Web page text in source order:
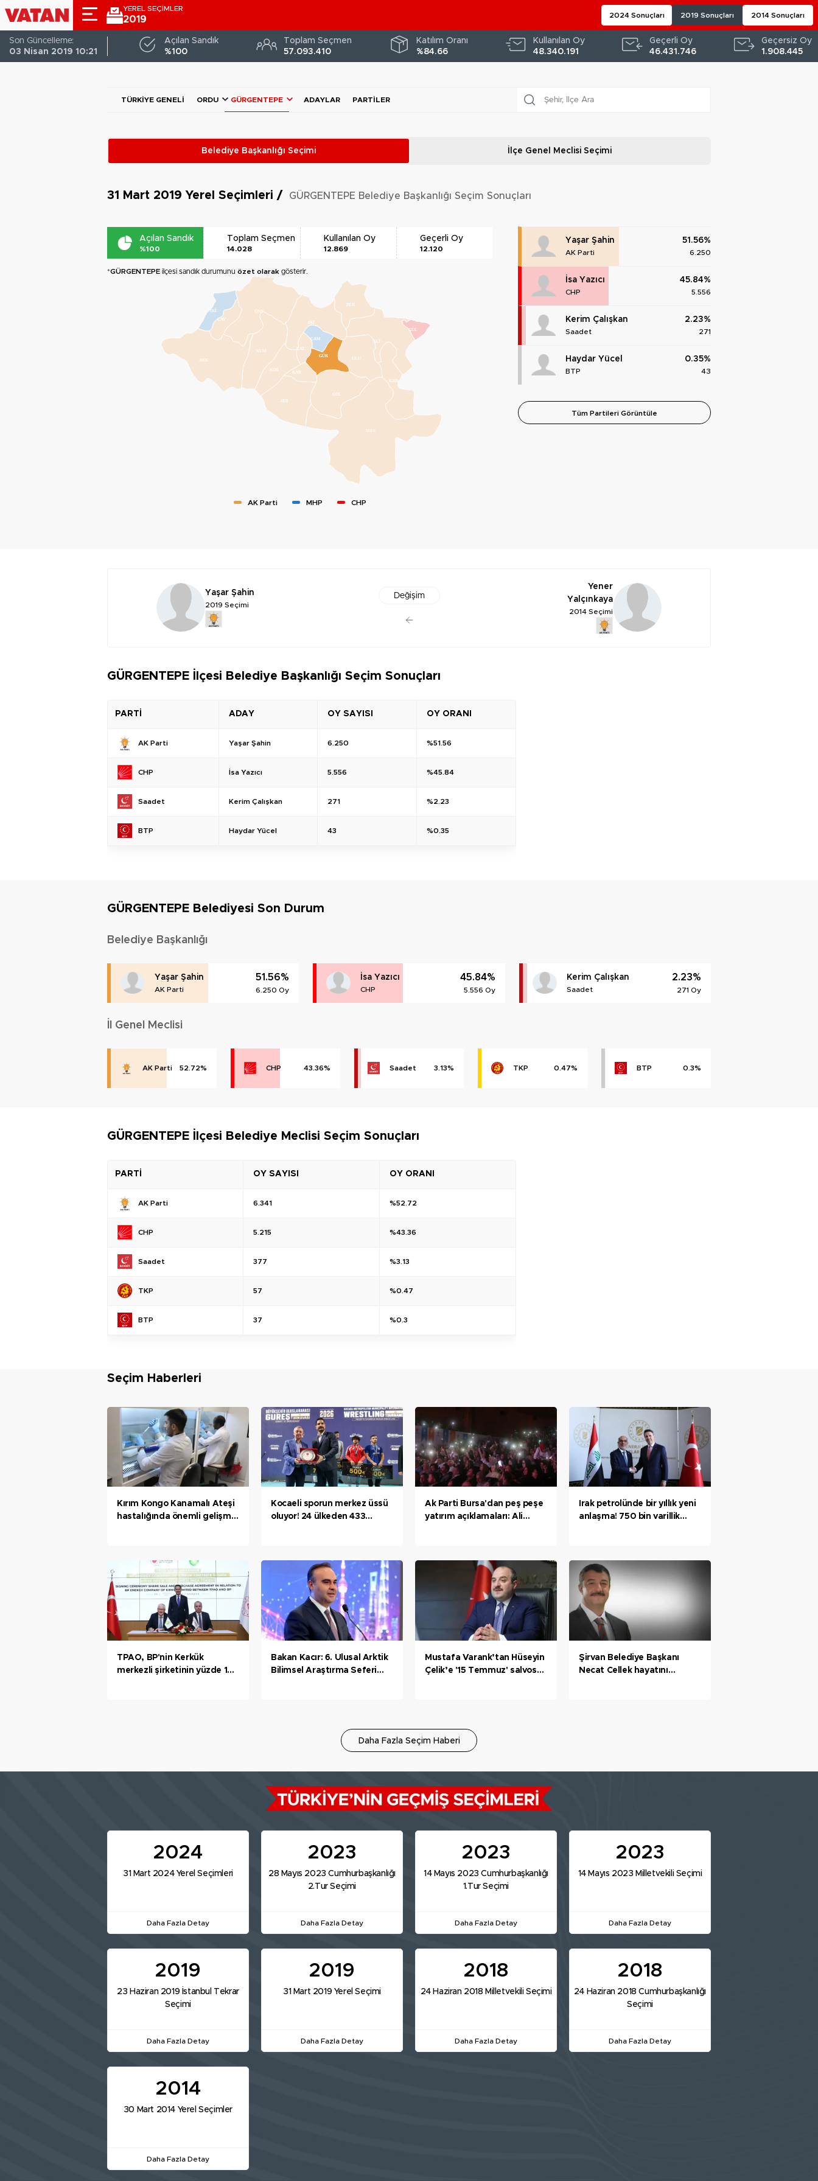
YEREL SEÇİMLER
2019 2024 Sonuçları 2019 Sonuçları 2014 Sonuçları
Son Güncelleme:
03 Nisan 2019 10:21
Açılan Sandık
%100
Toplam Seçmen
57.093.410
Katılım Oranı
%84.66
Kullanılan Oy
48.340.191
Geçerli Oy
46.431.746
Geçersiz Oy
1.908.445
TÜRKIYE GENELI ORDU GÜRGENTEPE ADAYLAR PARTILER
Belediye Başkanlığı Seçimi İlçe Genel MeclisiSeçimi
31 Mart 2019 Yerel Seçimleri / GÜRGENTEPE Belediye Başkanlığı Seçim Sonuçları
Açılan Sandık
%100
Toplam Seçmen
14.028
Kullanılan Oy
12.869
Geçerli Oy
12.120
*GÜRGENTEPE ilçesi sandık durumunu özet olarak gösterir.
AYB
FAT
GÖL
KAB
ÇAY
ÜNY
KOR
GÜL
İKİ
MES
ULU
ALT
KUM
ÇAM
GÜR
KAB
ÇAT
AKK
PER
AK Parti MHP CHP
Yaşar Şahin
AK Parti
51.56%
6.250
İsa Yazıcı
CHP
45.84%
5.556
Kerim Çalışkan
Saadet
2.23%
271
Haydar Yücel
BTP
0.35%
43
Tüm Partileri Görüntüle
Yaşar Şahin
2019 Seçimi
Değişim
Yener
Yalçınkaya
2014 Seçimi
GÜRGENTEPE İlçesi Belediye Başkanlığı Seçim Sonuçları
PARTİ ADAY OY SAYISI OY ORANI
AK Parti Yaşar Şahin 6.250 %51.56
CHP İsa Yazıcı 5.556 %45.84
Saadet Kerim Çalışkan 271 %2.23
BTP Haydar Yücel 43 %0.35
GÜRGENTEPE Belediyesi Son Durum
Belediye Başkanlığı
Yaşar Şahin
AK Parti
51.56%
6.250 Oy
İsa Yazıcı
CHP
45.84%
5.556 Oy
Kerim Çalışkan
Saadet
2.23%
271 Oy
İl Genel Meclisi
AK Parti 52.72% CHP 43.36% Saadet 3.13% TKP 0.47% BTP 0.3%
GÜRGENTEPE İlçesi Belediye Meclisi Seçim Sonuçları
PARTİ OY SAYISI OY ORANI
AK Parti 6.341 %52.72
CHP 5.215 %43.36
Saadet 377 %3.13
TKP 57 %0.47
BTP 37 %0.3
Seçim Haberleri
Kırım Kongo Kanamalı Ateşi
hastalığında önemli gelişme;
Kocaeli sporun merkez üssü
oluyor! 24 ülkeden 433
Ak Parti Bursa'dan peş peşe
yatırım açıklamaları: Ali
Irak petrolünde bir yıllık yeni
anlaşma! 750 bin varillik
TPAO, BP'nin Kerkük
merkezli şirketinin yüzde 15
Bakan Kacır: 6. Ulusal Arktik
Bilimsel Araştırma Seferi
Mustafa Varank’tan Hüseyin
Çelik’e '15 Temmuz' salvosu:
Şirvan Belediye Başkanı
Necat Cellek hayatını
Daha Fazla Seçim Haberi
2024
31 Mart 2024 Yerel Seçimleri
Daha Fazla Detay
2023
28 Mayıs 2023 Cumhurbaşkanlığı
2.Tur Seçimi
Daha Fazla Detay
2023
14 Mayıs 2023 Cumhurbaşkanlığı
1.Tur Seçimi
Daha Fazla Detay
2023
14 Mayıs 2023 Milletvekili Seçimi
Daha Fazla Detay
2019
23 Haziran 2019 İstanbul Tekrar
Seçimi
Daha Fazla Detay
2019
31 Mart 2019 Yerel Seçimi
Daha Fazla Detay
2018
24 Haziran 2018 Milletvekili Seçimi
Daha Fazla Detay
2018
24 Haziran 2018 Cumhurbaşkanlığı
Seçimi
Daha Fazla Detay
2014
30 Mart 2014 Yerel Seçimler
Daha Fazla Detay